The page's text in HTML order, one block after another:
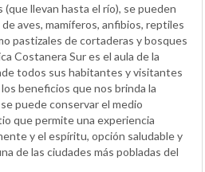
llevan hasta el río), se pueden
aves, mamíferos, anfibios, reptiles
pastizales de cortaderas y bosques
Costanera Sur es el aula de la
todos sus habitantes y visitantes
beneficios que nos brinda la
puede conservar el medio
que permite una experiencia
y el espíritu, opción saludable y
de las ciudades más pobladas del